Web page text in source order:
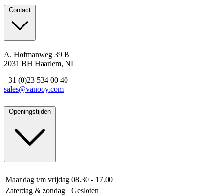
Contact
A. Hofmanweg 39 B
2031 BH Haarlem, NL
+31 (0)23 534 00 40
sales@vanooy.com
Openingstijden
Maandag t/m vrijdag 08.30 - 17.00
Zaterdag & zondag
Gesloten